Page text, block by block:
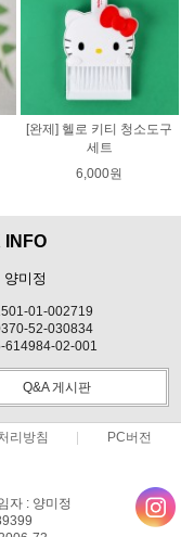
[완제] 헬로 키티 청소도구
세트
6,000원
INFO
미정
01-002719
52-030834
614984-02-001
Q&A 게시판
리방침 PC버전
자 : 양미정